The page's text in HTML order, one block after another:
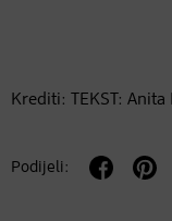
Krediti: TEKST: Anita
Podijeli: